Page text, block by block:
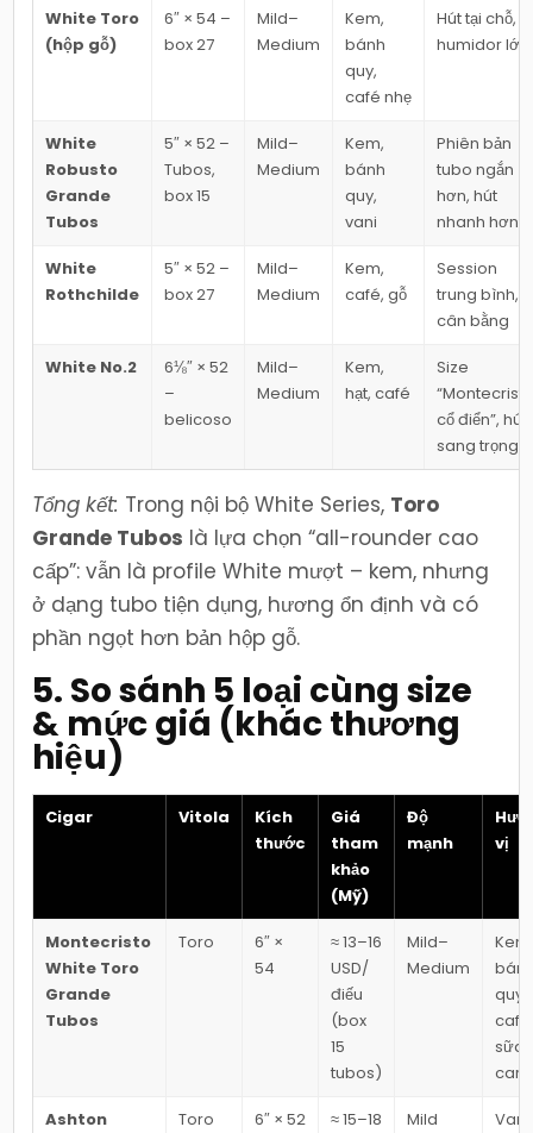
White Toro
(hộp gỗ)
6″ × 54 –
box 27
Mild–
Medium
Kem,
bánh
quy,
café nhẹ
Hút tại chỗ,
humidor lớn
White
Robusto
Grande
Tubos
5″ × 52 –
Tubos,
box 15
Mild–
Medium
Kem,
bánh
quy,
vani
Phiên bản
tubo ngắn
hơn, hút
nhanh hơn
White
Rothchilde
5″ × 52 –
box 27
Mild–
Medium
Kem,
café, gỗ
Session
trung bình,
cân bằng
White No.2
6⅛″ × 52
–
belicoso
Mild–
Medium
Kem,
hạt, café
Size
cổ điển”, hút
sang trọng
Tổng kết: Trong nội bộ White Series, Toro
Grande Tubos là lựa chọn “all-rounder cao
cấp”: vẫn là profile White mượt – kem, nhưng
ở dạng tubo tiện dụng, hương ổn định và có
phần ngọt hơn bản hộp gỗ.
5. So sánh 5 loại cùng size
& mức giá (khác thương
hiệu)
Cigar Vitola
Kích
thước
Giá
tham
khảo
(Mỹ)
Độ
mạnh
vị
Montecristo
White Toro
Grande
Tubos
Toro
6″ ×
54
≈ 13–16
USD/
điếu
(box
15
tubos)
Mild–
Medium
quy,
café
sữa,
Ashton
Toro 6″ × 52
≈ 15–18
Mild
Vani,